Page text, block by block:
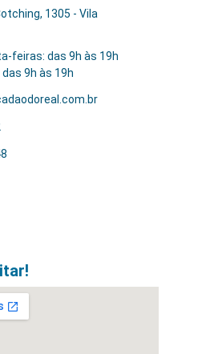
1305 - Vila
feiras: das 9h às 19h
9h às 19h